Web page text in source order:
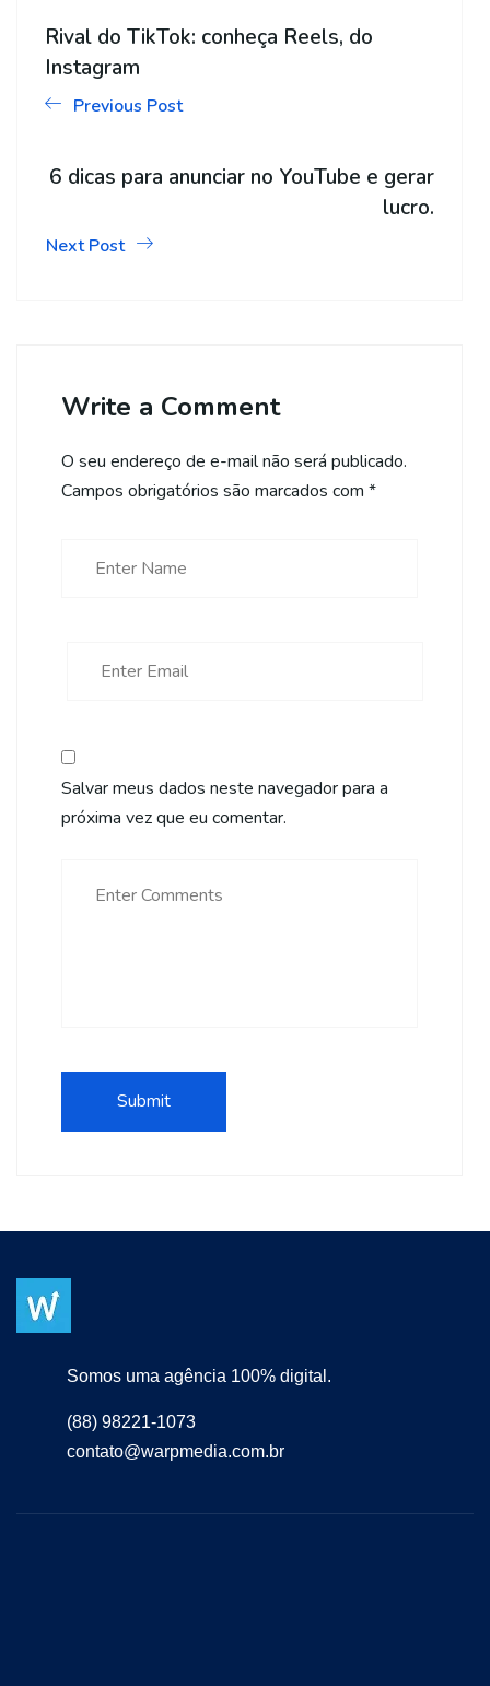
Rival do TikTok: conheça Reels, do
Instagram
Previous Post
6 dicas para anunciar no YouTube e gerar
lucro.
Next Post
Write a Comment
O seu endereço de e-mail não será publicado.
Campos obrigatórios são marcados com *
Salvar meus dados neste navegador para a
próxima vez que eu comentar.
Somos uma agência 100% digital.
(88) 98221-1073
contato@warpmedia.com.br